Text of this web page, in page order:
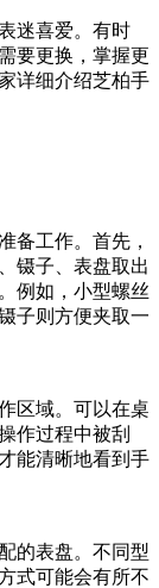
迷喜爱。有时
要更换，掌握更
详细介绍芝柏手
备工作。首先，
镊子、表盘取出
例如，小型螺丝
子则方便夹取一
区域。可以在桌
作过程中被刮
能清晰地看到手
的表盘。不同型
式可能会有所不